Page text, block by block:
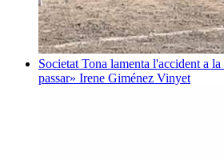
Societat Tona lamenta l'accident a
passar» Irene Giménez Vinyet